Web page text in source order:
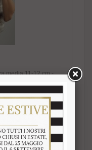
media 11-12 cm -
in Italia. Brand
utilizzato Speciale
accessori in pelliccia
sciarpa-
su entrambi i lati